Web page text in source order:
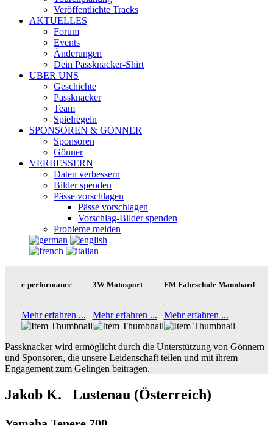
Veröffentlichte Tracks
AKTUELLES
Forum
Events
Änderungen
Dein Passknacker-Shirt
ÜBER UNS
Geschichte
Passknacker
Team
Spielregeln
SPONSOREN & GÖNNER
Sponsoren
Gönner
VERBESSERN
Daten verbessern
Bilder spenden
Pässe vorschlagen
Pässe vorschlagen
Vorschlag-Bilder spenden
Probleme melden
e-performance
Mehr erfahren ...
3W Motosport
Mehr erfahren ...
FM Fahrschule Mannhard
Mehr erfahren ...
Passknacker wird ermöglicht durch die Unterstützung von Gönnern
und Sponsoren, die unsere Leidenschaft teilen und mit ihrem
Engagement zum Gelingen beitragen.
Jakob K. Lustenau (Österreich)